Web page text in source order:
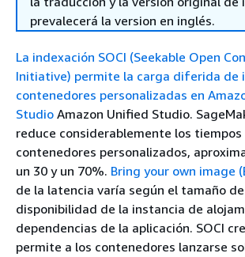
prevalecerá la version en inglés.
La indexación SOCI (Seekable Open
Initiative) permite la carga diferida de
contenedores personalizadas en
Studio Amazon Unified Studio.
reduce considerablemente los tiempos
contenedores personalizados,
un 30 y un 70%. Bring your own image
de la latencia varía según el tamaño
disponibilidad de la instancia de
dependencias de la aplicación. SOCI
permite a los contenedores lanzarse